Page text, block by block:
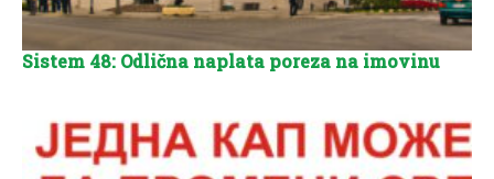
Sistem 48: Odlična naplata poreza na imovinu